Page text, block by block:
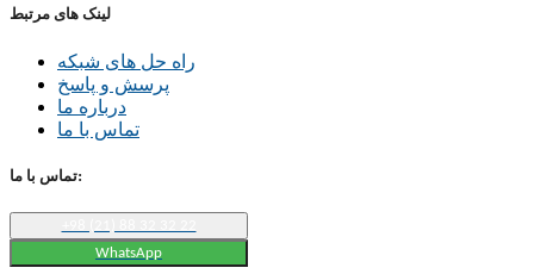
لینک های مرتبط
راه حل های شبکه
پرسش و پاسخ
درباره ما
تماس با ما
تماس با ما:
WhatsApp